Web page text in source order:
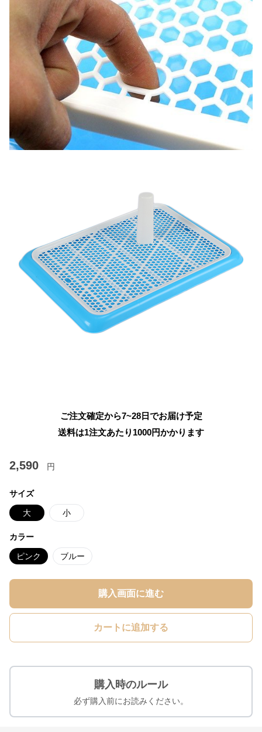
ご注文確定から7~28日でお届け予定
送料は1注文あたり 1000円かかります
2,590 円
サイズ
大 小
カラー
ピンク ブルー
購入画面に進む
カートに追加する
購入時のルール
必ず購入前にお読みください。